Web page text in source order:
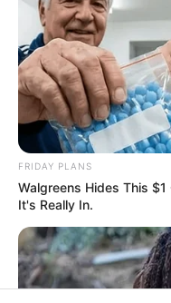
FRIDAY PLANS
Walgreens Hides This
It's Really In.